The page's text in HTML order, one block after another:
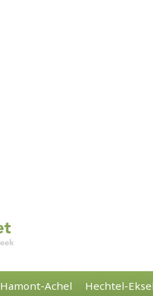
Hamont-Achel Hechtel-